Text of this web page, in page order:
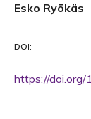
Esko Ryökäs
DOI:
https://